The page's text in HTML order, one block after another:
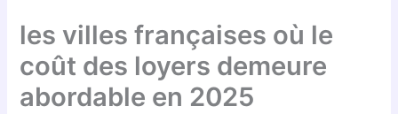
les villes françaises où le
coût des loyers demeure
abordable en 2025